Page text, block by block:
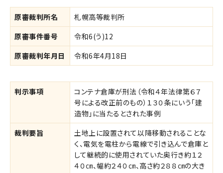
原審裁判所名
札幌高等裁判所
原審事件番号
令和6(う)12
原審裁判年月日
令和6年4月18日
判示事項
コンテナ倉庫が刑法（令和４年法律第６７
号による改正前のもの）１３０条にいう「建
造物」に当たるとされた事例
裁判要旨
土地上に設置されて以降移動されることな
く、電気を電柱から電線で引き込んで倉庫と
して継続的に使用されていた奥行き約１２
４０㎝、幅約２４０㎝、高さ約２８８㎝の大き